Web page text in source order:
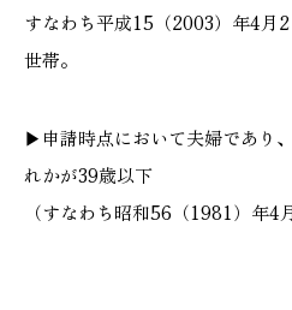
すなわち平成15（2003）年4月
世帯。
▶申請時点において夫婦であり
れかが39歳以下
（すなわち昭和56（1981）年4